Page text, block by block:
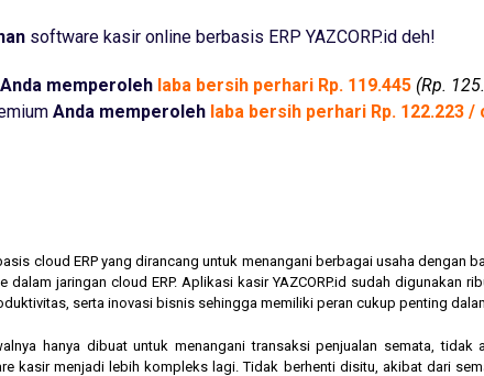
software kasir online berbasis ERP YAZCORP.id deh!
Anda memperoleh laba bersih perhari Rp. 119.445 (Rp.
Anda memperoleh laba bersih perhari Rp. 122.223 /
cloud ERP yang dirancang untuk menangani berbagai usaha dengan
jaringan cloud ERP. Aplikasi kasir YAZCORP.id sudah digunakan
serta inovasi bisnis sehingga memiliki peran cukup penting
hanya dibuat untuk menangani transaksi penjualan semata, tidak
kasir menjadi lebih kompleks lagi. Tidak berhenti disitu, akibat dari